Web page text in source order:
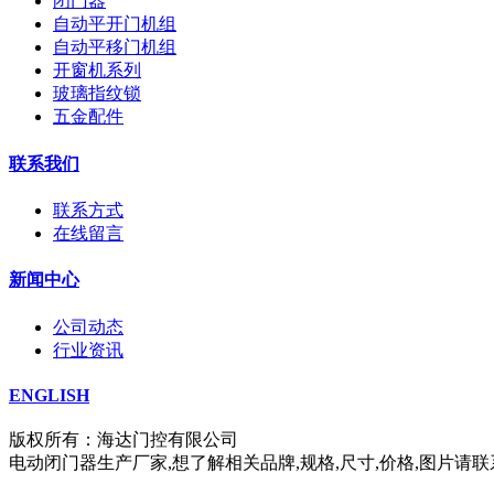
自动平开门机组
自动平移门机组
开窗机系列
玻璃指纹锁
五金配件
联系我们
联系方式
在线留言
新闻中心
公司动态
行业资讯
ENGLISH
版权所有：海达门控有限公司
电动闭门器生产厂家,想了解相关品牌,规格,尺寸,价格,图片请联